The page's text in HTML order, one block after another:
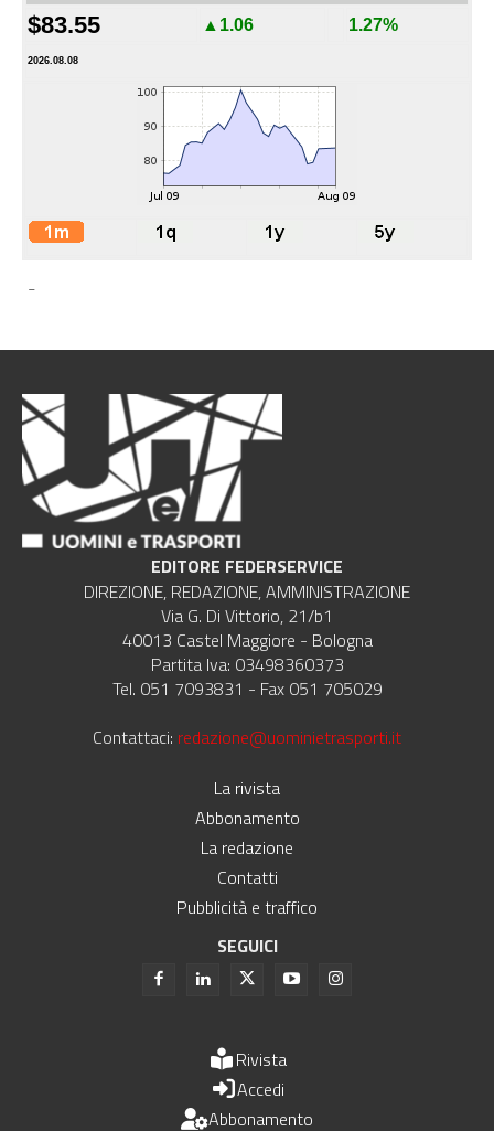
$83.55 ▲1.06 1.27%
2026.08.08
-
EDITORE FEDERSERVICE
DIREZIONE, REDAZIONE, AMMINISTRAZIONE
Via G. Di Vittorio, 21/b1
40013 Castel Maggiore - Bologna
Partita Iva: 03498360373
Tel. 051 7093831 - Fax 051 705029
Contattaci: redazione@uominietrasporti.it
La rivista
Abbonamento
La redazione
Contatti
Pubblicità e traffico
SEGUICI
Rivista
Accedi
Abbonamento